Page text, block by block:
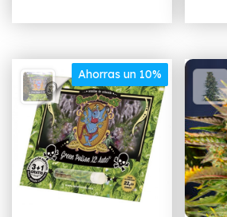
Ahorras un 10%